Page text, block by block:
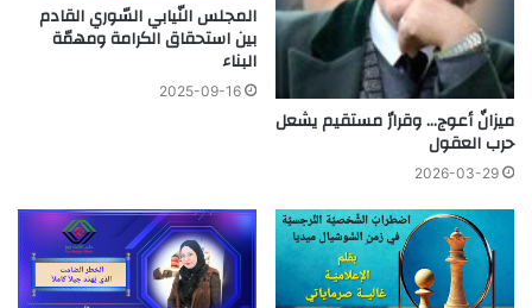
ميزانٌ أعوج… وقرارٌ مستقيم يشعل
حرب العقول
2026-03-29
المجلس النّيابي السّوري القادم
بين استحقاق الكرامة ومهمّة
البناء
2025-09-16